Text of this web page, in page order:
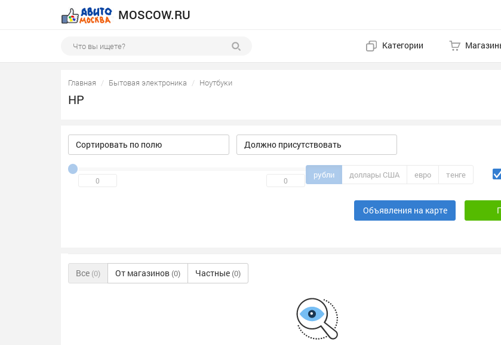
MOSCOW.RU
Категории
Главная Бытовая электроника Ноутбуки
HP
Сортировать по полю Должно присутствовать
рубли доллары США евро тенге
Объявления на карте
Все (0) От магазинов (0) Частные (0)